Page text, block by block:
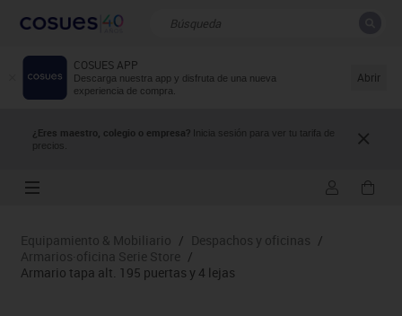
COSUES APP
Descarga nuestra app y disfruta de una nueva
experiencia de compra.
Abrir
¿Eres maestro, colegio o empresa? Inicia sesión para ver tu tarifa de
precios.
Resultados de la búsqueda
Equipamiento & Mobiliario / Despachos y oficinas /
Armarios·oficina Serie Store /
Armario tapa alt. 195 puertas y 4 lejas